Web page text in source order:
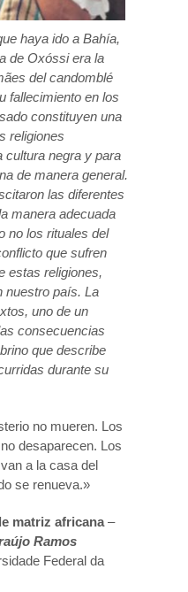
haya ido a Bahía,
de Oxóssi era la
del candomblé
fallecimiento en los
constituyen una
religiones
cultura negra y para
de manera general.
las diferentes
manera adecuada
no los rituales del
que sufren
estas religiones,
nuestro país. La
uno de un
consecuencias
que describe
durante su
no mueren. Los
desaparecen. Los
a la casa del
se renueva.»
matriz africana–
Ramos
Federal da